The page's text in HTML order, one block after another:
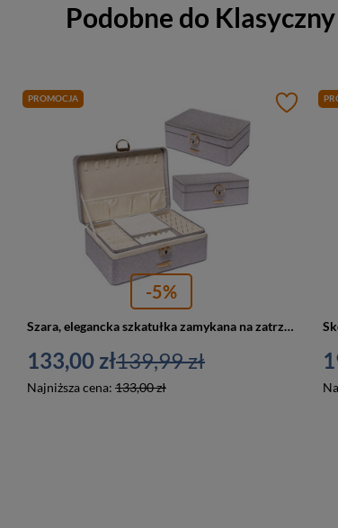
Podobne do
PROMOCJA
-5%
Szara, elegancka szkatułka zamykana na zatrzask i kluczykiem - Peterson
133,00 zł
Najniższa cena: 133,00 zł
139,99 zł